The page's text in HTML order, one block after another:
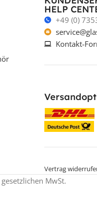
HELP
+49 (0)
Kontakt-
Vertrag
MwSt.